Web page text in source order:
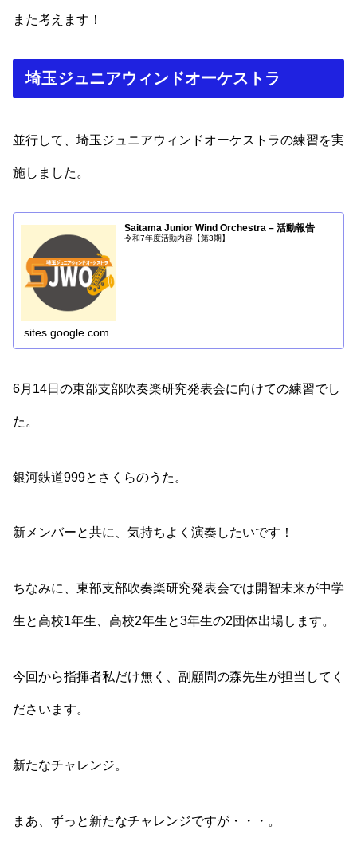
また考えます！
埼玉ジュニアウィンドオーケストラ
並行して、埼玉ジュニアウィンドオーケストラの練習を実
施しました。
Saitama Junior Wind Orchestra – 活動報告
令和7年度活動内容【第3期】
sites.google.com
6月14日の東部支部吹奏楽研究発表会に向けての練習でし
た。
銀河鉄道999とさくらのうた。
新メンバーと共に、気持ちよく演奏したいです！
ちなみに、東部支部吹奏楽研究発表会では開智未来が中学
生と高校1年生、高校2年生と3年生の2団体出場します。
今回から指揮者私だけ無く、副顧問の森先生が担当してく
ださいます。
新たなチャレンジ。
まあ、ずっと新たなチャレンジですが・・・。